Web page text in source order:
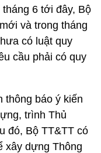
6 tới đây, Bộ
và trong tháng
có luật quy
cầu phải có quy
thông báo ý kiến
trình Thủ
đó, Bộ TT&TT có
xây dựng Thông